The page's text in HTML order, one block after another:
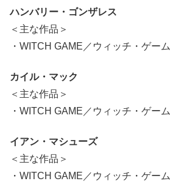
ハンバリー・ゴンザレス
＜主な作品＞
・WITCH GAME／ウィッチ・ゲーム
カイル・マック
＜主な作品＞
・WITCH GAME／ウィッチ・ゲーム
イアン・マシューズ
＜主な作品＞
・WITCH GAME／ウィッチ・ゲーム